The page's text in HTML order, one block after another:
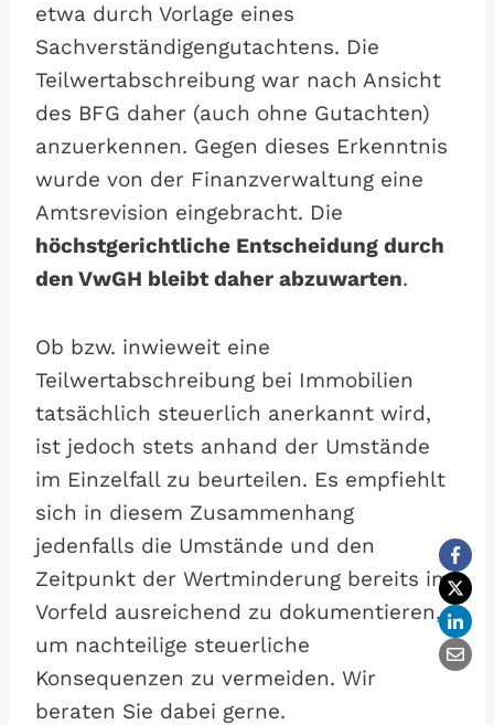
etwa durch Vorlage eines
Sachverständigengutachtens. Die
Teilwertabschreibung war nach Ansicht
des BFG daher (auch ohne Gutachten)
anzuerkennen. Gegen dieses Erkenntnis
wurde von der Finanzverwaltung eine
Amtsrevision eingebracht. Die
höchstgerichtliche Entscheidung durch
den VwGH bleibt daher abzuwarten.
Ob bzw. inwieweit eine
Teilwertabschreibung bei Immobilien
tatsächlich steuerlich anerkannt wird,
ist jedoch stets anhand der Umstände
im Einzelfall zu beurteilen. Es empfiehlt
sich in diesem Zusammenhang
jedenfalls die Umstände und den
Zeitpunkt der Wertminderung bereits im
Vorfeld ausreichend zu dokumentieren,
um nachteilige steuerliche
Konsequenzen zu vermeiden. Wir
beraten Sie dabei gerne.